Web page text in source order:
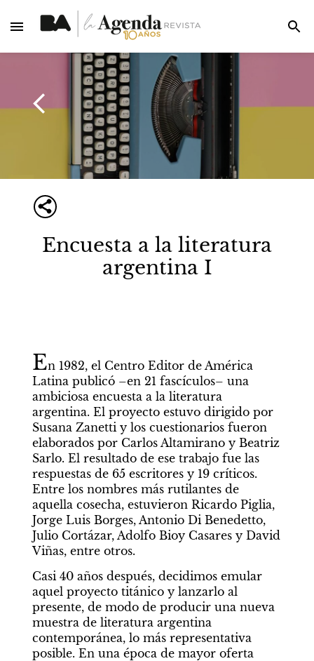
Encuesta a la literatura
argentina I
En 1982, el Centro Editor de América
Latina publicó –en 21 fascículos– una
ambiciosa encuesta a la literatura
argentina. El proyecto estuvo dirigido por
Susana Zanetti y los cuestionarios fueron
elaborados por Carlos Altamirano y Beatriz
Sarlo. El resultado de ese trabajo fue las
respuestas de 65 escritores y 19 críticos.
Entre los nombres más rutilantes de
aquella cosecha, estuvieron Ricardo Piglia,
Jorge Luis Borges, Antonio Di Benedetto,
Julio Cortázar, Adolfo Bioy Casares y David
Viñas, entre otros.
Casi 40 años después, decidimos emular
aquel proyecto titánico y lanzarlo al
presente, de modo de producir una nueva
muestra de literatura argentina
contemporánea, lo más representativa
posible. En una época de mayor oferta